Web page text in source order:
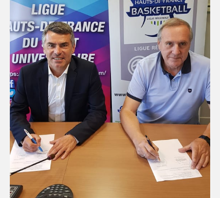
VIDÉOTHÈQUE
LOGOTHÈQUE
AFFICHES
PALMARÈS
PARTENAIRES